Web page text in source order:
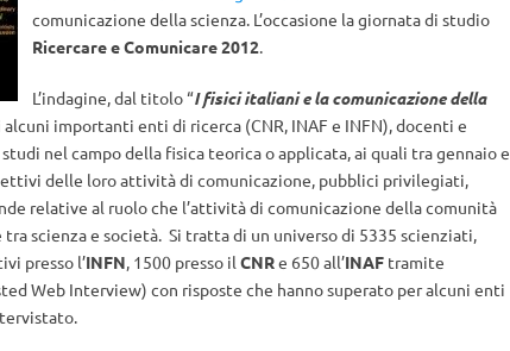
comunicazione della scienza. L’occasione la giornata di studio
Ricercare e Comunicare 2012.
L’indagine, dal titolo “I fisici italiani e la comunicazione della
importanti enti di ricerca (CNR, INAF e INFN), docenti e
nel campo della fisica teorica o applicata, ai quali tra gennaio e
delle loro attività di comunicazione, pubblici privilegiati,
relative al ruolo che l’attività di comunicazione della comunità
scienza e società. Si tratta di un universo di 5335 scienziati,
presso l’INFN, 1500 presso il CNRe 650 all’INAFtramite
Web Interview) con risposte che hanno superato per alcuni enti